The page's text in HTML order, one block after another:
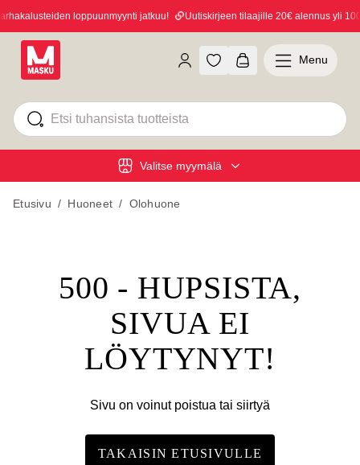
loppuunmyynti jatkuu! Uutiskirjeen tilaajille 20€ alennus yli
Valitse myymälä
Menu
Etusivu / Huoneet / Olohuone
500 - HUPSISTA,
SIVUA EI
LÖYTYNYT!
Sivu on voinut poistua tai siirtyä
TAKAISIN ETUSIVULLE